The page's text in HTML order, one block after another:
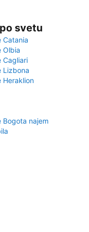
svetu
Catania
Olbia
Cagliari
Lizbona
Heraklion
Bogota najem